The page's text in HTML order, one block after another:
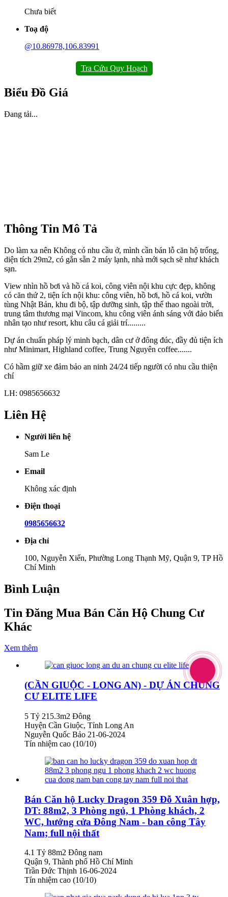
Chưa biết
Toạ độ
@10.86978,106.83991
Tra Cứu Quy Hoạch
Biểu Đồ Giá
Đang tải...
Thông Tin Mô Tả
Do làm xa nên Không có nhu cầu ở, mình cần bán lỗ căn hộ trống,
diện tích 29m2, có gắn sẵn 2 máy lạnh, nhà mới sạch sẽ như khách
sạn.
View nhìn hồ bơi và hồ cá koi, công viên nội khu cực đẹp, không
có căn thứ 2, tiện ích nội khu: công viên, hồ bơi, hồ cá koi, vườn
tùng Nhật Bản, khu đi bộ, tập dưỡng sinh, tập thể thao ngoài trời,
trung tâm thương mại Vincom, khu công viên ánh sáng với đảo biển
nhân tạo như resort, khu câu cá giải trí.........
Dự án chuẩn pháp lý minh bạch, dân cư ở đông đúc, đầy đủ tiện ích
như Minimart, Highland coffee, Trung Nguyên coffee.......
Có hầm giữ xe đảm bảo an ninh 24/24 tiếp người có nhu cầu thiện
chí
LH: 0985656632
Liên Hệ
Người liên hệ
Sam Le
Email
Không xác định
Điện thoại
0985656632
Địa chỉ
100, Nguyễn Xiển, Phường Long Thạnh Mỹ, Quận 9, TP Hồ
Chí Minh
Bình Luận
Tin Đăng Mua Bán Căn Hộ Chung Cư
Khác
Xem thêm
(CẦN GIUỘC - LONG AN) - DỰ ÁN CHUNG
CƯ ELITE LIFE
5 Tỷ 215.3m2 Đông
Huyện Cần Giuộc, Tỉnh Long An
Nguyễn Quốc Bảo 21-06-2024
Tín nhiệm cao (10/10)
Bán Căn hộ Lucky Dragon 359 Đỗ Xuân hợp,
DT: 88m2, 3 Phòng ngủ, 1 Phòng khách, 2
WC, hướng cửa Đông Nam - ban công Tây
Nam; full nội thất
4.1 Tỷ 88m2 Đông nam
Quận 9, Thành phố Hồ Chí Minh
Trần Đức Thịnh 16-06-2024
Tín nhiệm cao (10/10)